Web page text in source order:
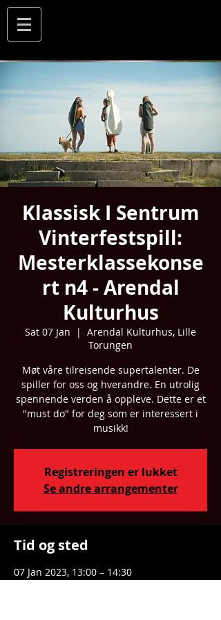
Klassisk I Sentrum
Vinterfestspill:
Mesterklassekonse
rt n4 - Arendal
Kulturhus
Sat 07 Jan
  |
Arendal Kulturhus, Lille
Torungen
Møt våre tilreisende supertalenter. De
spiller for oss og hverandre. En utrolig
spennende verden å oppleve. Dette er et
"must do" for deg som er interessert i
musikk!
Registreringen er lukket
Se andre arrangementer
Tid og sted
07 Jan 2023, 13:00 – 14:30